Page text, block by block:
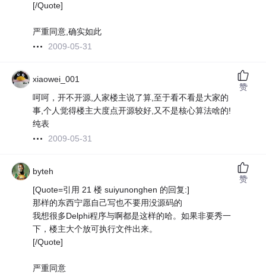
[/Quote]
严重同意,确实如此
2009-05-31
xiaowei_001
呵呵，开不开源,人家楼主说了算,至于看不看是大家的
事,个人觉得楼主大度点开源较好,又不是核心算法啥的!
纯表
2009-05-31
赞
byteh
[Quote=引用 21 楼 suiyunonghen 的回复:]
那样的东西宁愿自己写也不要用没源码的
我想很多Delphi程序与啊都是这样的哈。如果非要秀一
下，楼主大个放可执行文件出来。
[/Quote]
严重同意
赞